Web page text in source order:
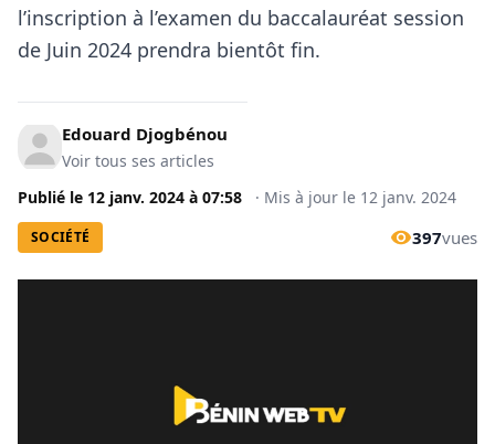
l’inscription à l’examen du baccalauréat session
de Juin 2024 prendra bientôt fin.
Edouard Djogbénou
Voir tous ses articles
Publié le 12 janv. 2024 à 07:58 · Mis à jour le 12 janv. 2024
SOCIÉTÉ 397vues